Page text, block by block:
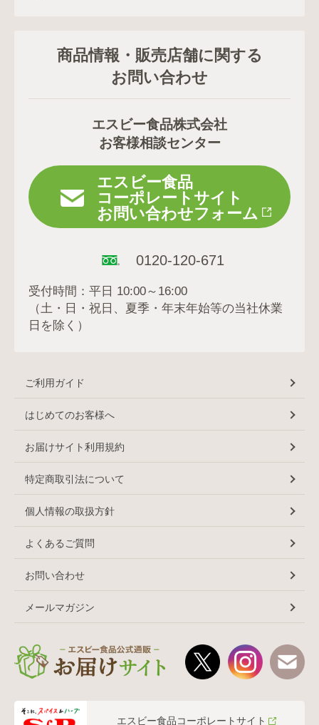
商品情報・販売店舗に関する
お問い合わせ
エスビー食品株式会社
お客様相談センター
エスビー食品
コーポレートサイト
お問い合わせフォーム
0120-120-671
受付時間：平日 10:00～16:00
（土・日・祝日、夏季・年末年始等の当社休業
日を除く）
ご利用ガイド
はじめてのお客様へ
お届けサイト利用規約
特定商取引法について
個人情報の取扱方針
よくあるご質問
お問い合わせ
メールマガジン
エスビー食品コーポレートサイト